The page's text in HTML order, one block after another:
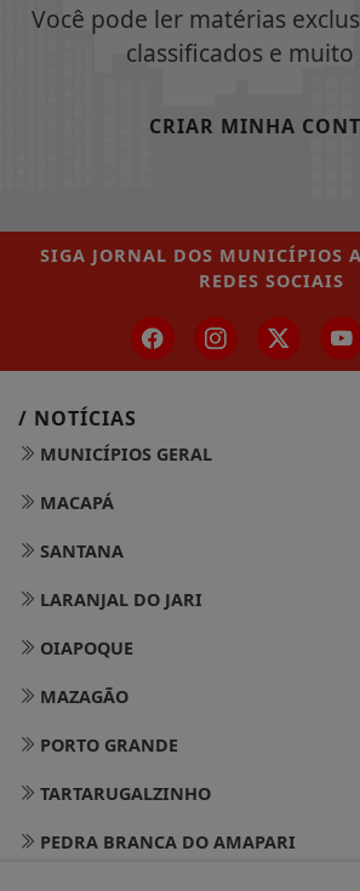
Você pode ler matérias
classificados e muito
CRIAR MINHA
SIGA JORNAL DOS MUNICÍPIOS
REDES SOCIAIS
/ NOTÍCIAS
MUNICÍPIOS GERAL
MACAPÁ
SANTANA
LARANJAL DO JARI
OIAPOQUE
MAZAGÃO
PORTO GRANDE
TARTARUGALZINHO
PEDRA BRANCA DO AMAPARI